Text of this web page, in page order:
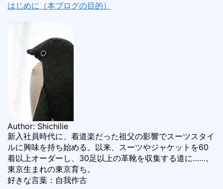
はじめに（本ブログの目的）
Author: Shichilie
新入社員時代に、着道楽だった祖父の影響でスーツスタイ
ルに興味を持ち始める。以来、スーツやジャケットを60
着以上オーダーし、30足以上の革靴を収集する道に……。
東京生まれの東京育ち。
好きな言葉：自我作古